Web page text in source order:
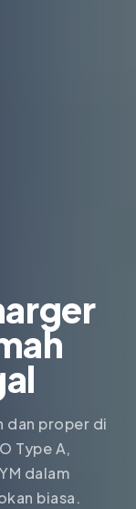
dan proper di
Type A,
dalam
biasa.